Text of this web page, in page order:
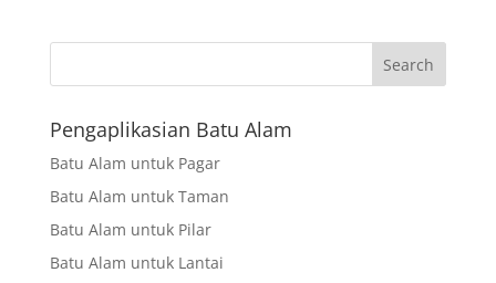
Search
Pengaplikasian Batu Alam
Batu Alam untuk Pagar
Batu Alam untuk Taman
Batu Alam untuk Pilar
Batu Alam untuk Lantai